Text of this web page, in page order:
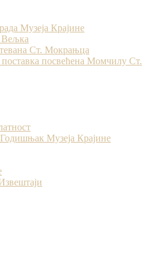
Музеја Крајине
Вељка
Ст. Мокрањца
посвећена Момчилу Ст.
Музеја Крајине